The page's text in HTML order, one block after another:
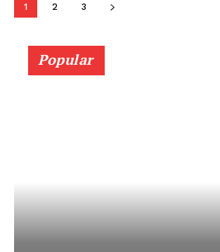
1 2 3
Popular